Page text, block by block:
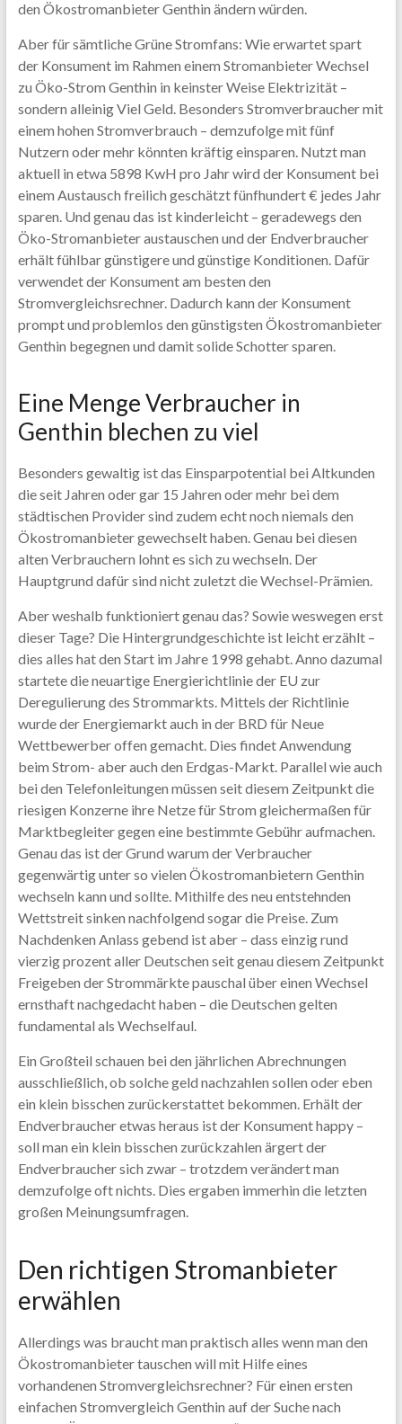
den Ökostromanbieter Genthin ändern würden.
Aber für sämtliche Grüne Stromfans: Wie erwartet spart
der Konsument im Rahmen einem Stromanbieter Wechsel
zu Öko-Strom Genthin in keinster Weise Elektrizität –
sondern alleinig Viel Geld. Besonders Stromverbraucher mit
einem hohen Stromverbrauch – demzufolge mit fünf
Nutzern oder mehr könnten kräftig einsparen. Nutzt man
aktuell in etwa 5898 KwH pro Jahr wird der Konsument bei
einem Austausch freilich geschätzt fünfhundert € jedes Jahr
sparen. Und genau das ist kinderleicht – geradewegs den
Öko-Stromanbieter austauschen und der Endverbraucher
erhält fühlbar günstigere und günstige Konditionen. Dafür
verwendet der Konsument am besten den
Stromvergleichsrechner. Dadurch kann der Konsument
prompt und problemlos den günstigsten Ökostromanbieter
Genthin begegnen und damit solide Schotter sparen.
Eine Menge Verbraucher in
Genthin blechen zu viel
Besonders gewaltig ist das Einsparpotential bei Altkunden
die seit Jahren oder gar 15 Jahren oder mehr bei dem
städtischen Provider sind zudem echt noch niemals den
Ökostromanbieter gewechselt haben. Genau bei diesen
alten Verbrauchern lohnt es sich zu wechseln. Der
Hauptgrund dafür sind nicht zuletzt die Wechsel-Prämien.
Aber weshalb funktioniert genau das? Sowie weswegen erst
dieser Tage? Die Hintergrundgeschichte ist leicht erzählt –
dies alles hat den Start im Jahre 1998 gehabt. Anno dazumal
startete die neuartige Energierichtlinie der EU zur
Deregulierung des Strommarkts. Mittels der Richtlinie
wurde der Energiemarkt auch in der BRD für Neue
Wettbewerber offen gemacht. Dies findet Anwendung
beim Strom- aber auch den Erdgas-Markt. Parallel wie auch
bei den Telefonleitungen müssen seit diesem Zeitpunkt die
riesigen Konzerne ihre Netze für Strom gleichermaßen für
Marktbegleiter gegen eine bestimmte Gebühr aufmachen.
Genau das ist der Grund warum der Verbraucher
gegenwärtig unter so vielen Ökostromanbietern Genthin
wechseln kann und sollte. Mithilfe des neu entstehnden
Wettstreit sinken nachfolgend sogar die Preise. Zum
Nachdenken Anlass gebend ist aber – dass einzig rund
vierzig prozent aller Deutschen seit genau diesem Zeitpunkt
Freigeben der Strommärkte pauschal über einen Wechsel
ernsthaft nachgedacht haben – die Deutschen gelten
fundamental als Wechselfaul.
Ein Großteil schauen bei den jährlichen Abrechnungen
ausschließlich, ob solche geld nachzahlen sollen oder eben
ein klein bisschen zurückerstattet bekommen. Erhält der
Endverbraucher etwas heraus ist der Konsument happy –
soll man ein klein bisschen zurückzahlen ärgert der
Endverbraucher sich zwar – trotzdem verändert man
demzufolge oft nichts. Dies ergaben immerhin die letzten
großen Meinungsumfragen.
Den richtigen Stromanbieter
erwählen
Allerdings was braucht man praktisch alles wenn man den
Ökostromanbieter tauschen will mit Hilfe eines
vorhandenen Stromvergleichsrechner? Für einen ersten
einfachen Stromvergleich Genthin auf der Suche nach